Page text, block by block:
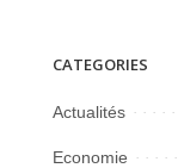
CATEGORIES
Actualités
Economie